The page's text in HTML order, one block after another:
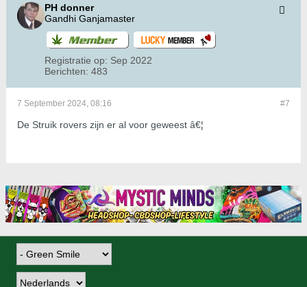
PH donner
Gandhi Ganjamaster
Registratie op: Sep 2022
Berichten: 483
#7
7 September 2024, 08:16
De Struik rovers zijn er al voor geweest â€¦